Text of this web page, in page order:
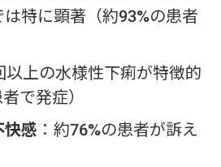
特に顕著（約93%の患者
以上の水様性下痢が特徴的
で発症）
感 ：約76%の患者が訴え